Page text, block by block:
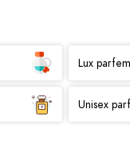
Lux
Unisex